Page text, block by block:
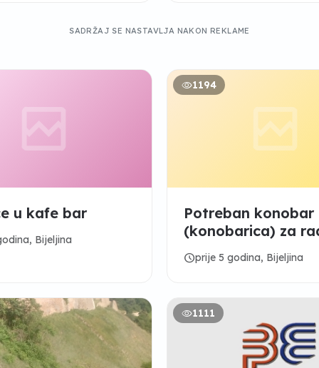
SADRŽAJ SE NASTAVLJA NAKON REKLAME
u kafe bar
Bijeljina
1194
Potreban konobar
(konobarica) za
pumpi
scheduleprije 5 godina, Bijeljina
1111